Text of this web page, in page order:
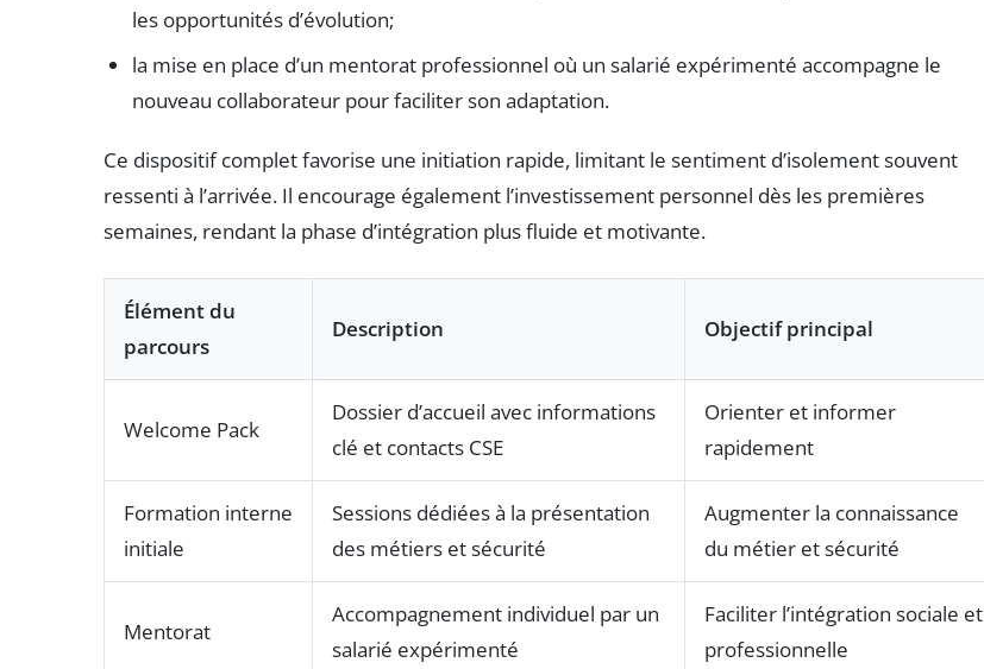
les opportunités d’évolution;
la mise en place d’un mentorat professionnel où un salarié expérimenté accompagne le
nouveau collaborateur pour faciliter son adaptation.
Ce dispositif complet favorise une initiation rapide, limitant le sentiment d’isolement souvent
ressenti à l’arrivée. Il encourage également l’investissement personnel dès les premières
semaines, rendant la phase d’intégration plus fluide et motivante.
Élément du
parcours
Description Objectif principal
Welcome Pack
Dossier d’accueil avec informations
clé et contacts CSE
Orienter et informer
rapidement
Formation interne
initiale
Sessions dédiées à la présentation
des métiers et sécurité
Augmenter la connaissance
du métier et sécurité
Mentorat
Accompagnement individuel par un
salarié expérimenté
Faciliter l’intégration sociale et
professionnelle